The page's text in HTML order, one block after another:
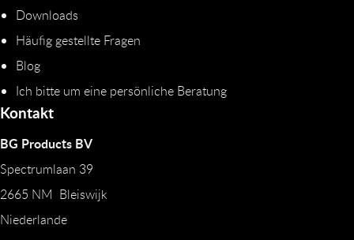
Downloads
Häufig gestellte Fragen
Blog
Ich bitte um eine persönliche Beratung
Kontakt
BG Products BV
Spectrumlaan 39
2665 NM Bleiswijk
Niederlande